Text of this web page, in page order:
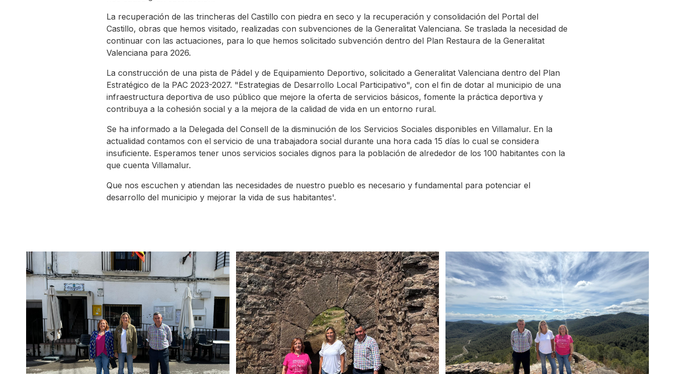
La recuperación de las trincheras del Castillo con piedra en seco y la recuperación y consolidación del Portal del
Castillo, obras que hemos visitado, realizadas con subvenciones de la Generalitat Valenciana. Se traslada la necesidad de
continuar con las actuaciones, para lo que hemos solicitado subvención dentro del Plan Restaura de la Generalitat
Valenciana para 2026.
La construcción de una pista de Pádel y de Equipamiento Deportivo, solicitado a Generalitat Valenciana dentro del Plan
Estratégico de la PAC 2023-2027. "Estrategias de Desarrollo Local Participativo", con el fin de dotar al municipio de una
infraestructura deportiva de uso público que mejore la oferta de servicios básicos, fomente la práctica deportiva y
contribuya a la cohesión social y a la mejora de la calidad de vida en un entorno rural.
Se ha informado a la Delegada del Consell de la disminución de los Servicios Sociales disponibles en Villamalur. En la
actualidad contamos con el servicio de una trabajadora social durante una hora cada 15 días lo cual se considera
insuficiente. Esperamos tener unos servicios sociales dignos para la población de alrededor de los 100 habitantes con la
que cuenta Villamalur.
Que nos escuchen y atiendan las necesidades de nuestro pueblo es necesario y fundamental para potenciar el
desarrollo del municipio y mejorar la vida de sus habitantes'.